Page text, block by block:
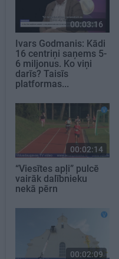
00:03:16
Ivars Godmanis: Kādi
16 centriņi saņems 5-
6 miljonus. Ko viņi
darīs? Taisīs
platformas...
00:02:14
“Viesītes apļi” pulcē
vairāk dalībnieku
nekā pērn
00:02:09